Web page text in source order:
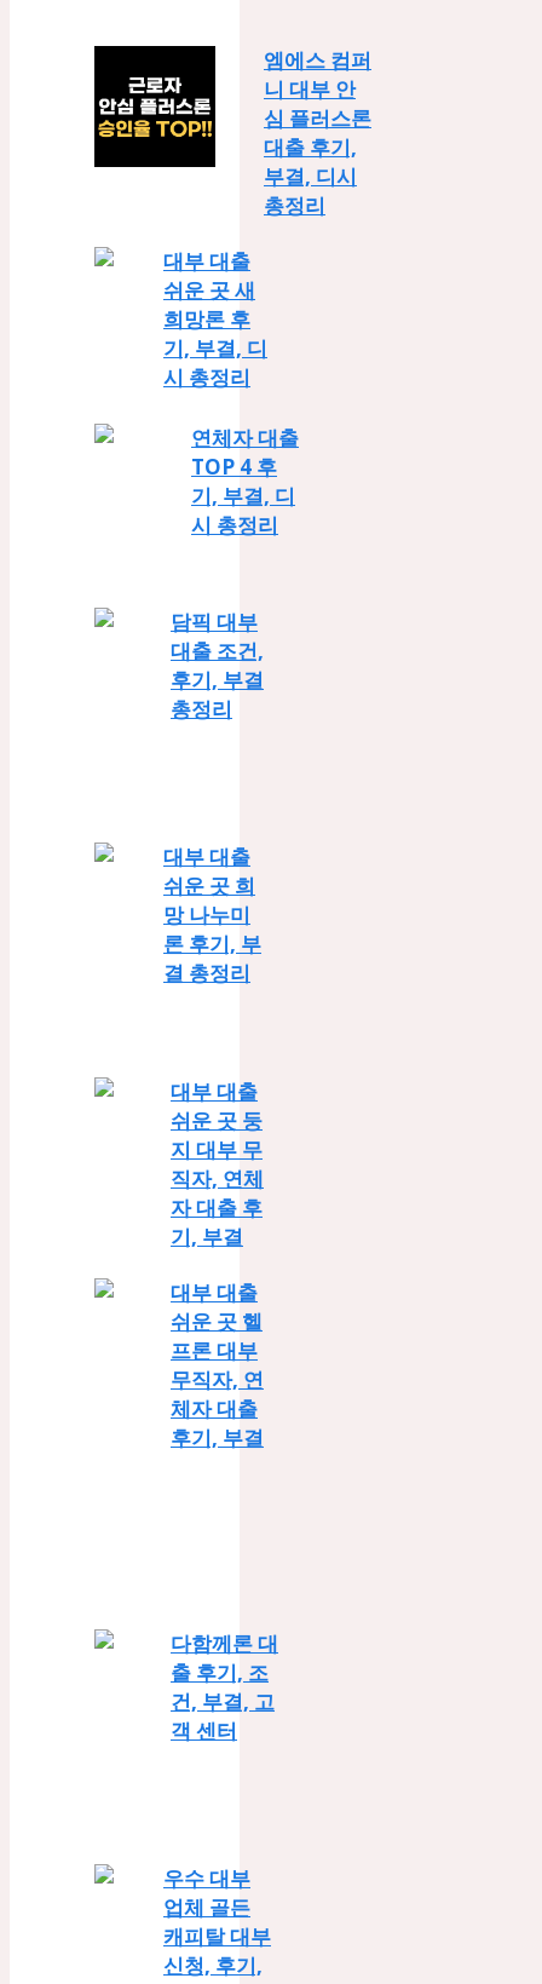
엠에스 컴퍼
니 대부 안
심 플러스론
대출 후기,
부결, 디시
총정리
대부 대출
쉬운 곳 새
희망론 후
기, 부결, 디
시 총정리
연체자 대출
TOP 4 후
기, 부결, 디
시 총정리
담픽 대부
대출 조건,
후기, 부결
총정리
대부 대출
쉬운 곳 희
망 나누미
론 후기, 부
결 총정리
대부 대출
쉬운 곳 둥
지 대부 무
직자, 연체
자 대출 후
기, 부결
대부 대출
쉬운 곳 헬
프론 대부
무직자, 연
체자 대출
후기, 부결
다함께론 대
출 후기, 조
건, 부결, 고
객 센터
우수 대부
업체 골든
캐피탈 대부
신청, 후기,